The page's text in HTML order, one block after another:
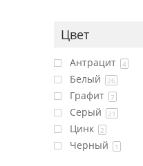
Цвет
Антрацит 4
Белый 26
Графит 7
Серый 21
Цинк 2
Черный 1